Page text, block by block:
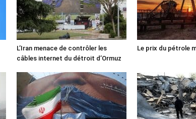
L’Iran menace de contrôler les
câbles internet du détroit d’Ormuz
Le prix du pétrole